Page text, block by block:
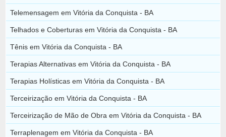
Telemensagem em Vitória da Conquista - BA
Telhados e Coberturas em Vitória da Conquista - BA
Tênis em Vitória da Conquista - BA
Terapias Alternativas em Vitória da Conquista - BA
Terapias Holísticas em Vitória da Conquista - BA
Terceirização em Vitória da Conquista - BA
Terceirização de Mão de Obra em Vitória da Conquista - BA
Terraplenagem em Vitória da Conquista - BA